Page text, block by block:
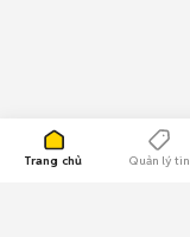
Trang chủ Quản lý tin